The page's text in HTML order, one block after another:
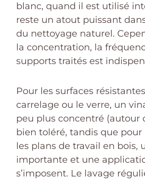
blanc, quand il est utilisé
reste un atout puissant
du nettoyage naturel.
la concentration, la
supports traités est
Pour les surfaces
carrelage ou le verre, un
peu plus concentré (autour
bien toléré, tandis que
les plans de travail en bois,
importante et une
s’imposent. Le lavage